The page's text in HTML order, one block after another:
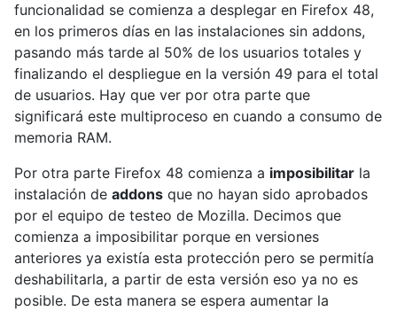
funcionalidad se comienza a desplegar en Firefox 48,
en los primeros días en las instalaciones sin addons,
pasando más tarde al 50% de los usuarios totales y
finalizando el despliegue en la versión 49 para el total
de usuarios. Hay que ver por otra parte que
significará este multiproceso en cuando a consumo de
memoria RAM.
Por otra parte Firefox 48 comienza a imposibilitar la
instalación de addons que no hayan sido aprobados
por el equipo de testeo de Mozilla. Decimos que
comienza a imposibilitar porque en versiones
anteriores ya existía esta protección pero se permitía
deshabilitarla, a partir de esta versión eso ya no es
posible. De esta manera se espera aumentar la